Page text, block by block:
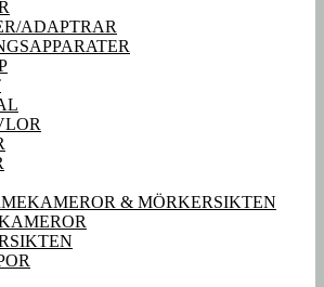
ADAPTRAR
& MÖRKERSIKTEN